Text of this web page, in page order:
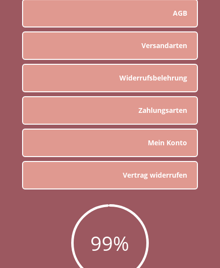
AGB
Versandarten
Widerrufsbelehrung
Zahlungsarten
Mein Konto
Vertrag widerrufen
99%